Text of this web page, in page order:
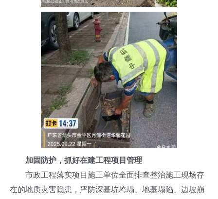
加固防护，抓好在建工程项目管理
市政工程落实项目施工单位全面排查整治施工现场存
在的地质灾害隐患，严防深基坑垮塌、地基塌陷、边坡崩